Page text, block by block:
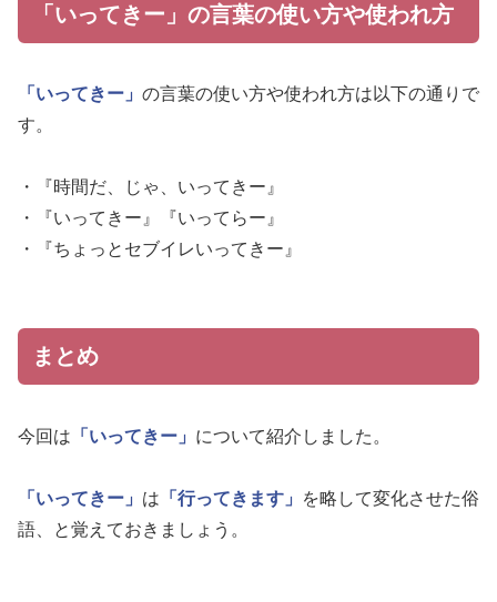
「いってきー」の言葉の使い方や使われ方
「いってきー」 の言葉の使い方や使われ方は以下の通りで
す。
・『時間だ、じゃ、いってきー』
・『いってきー』『いってらー』
・『ちょっとセブイレいってきー』
まとめ
今回は 「いってきー」 について紹介しました。
「いってきー」 は 「行ってきます」
を略して変化させた俗
語、と覚えておきましょう。